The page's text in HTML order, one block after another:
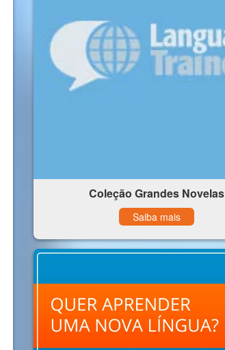
Coleção Grandes Novelas
Saiba mais